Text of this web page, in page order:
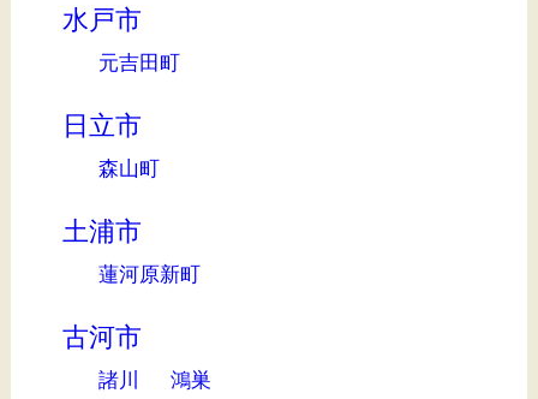
水戸市
元吉田町
日立市
森山町
土浦市
蓮河原新町
古河市
諸川 鴻巣